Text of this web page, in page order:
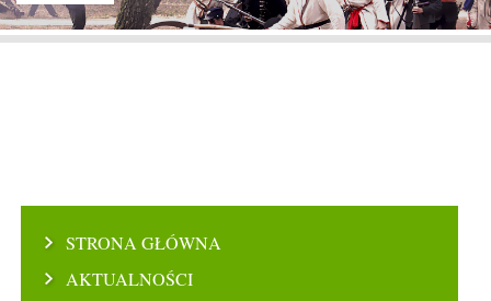
STRONA GŁÓWNA
AKTUALNOŚCI